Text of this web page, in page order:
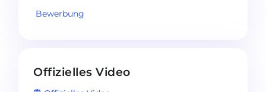
Bewerbung
Offizielles Video